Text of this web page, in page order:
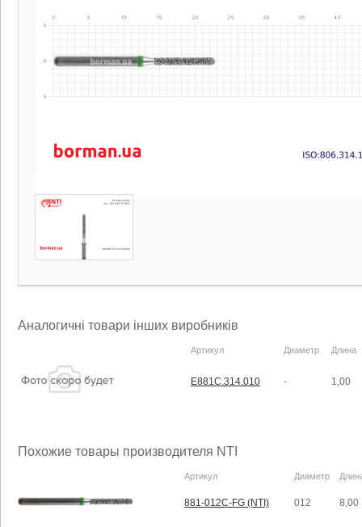
Аналогичні товари інших виробників
Артикул Диаметр Длина
E881C.314.010 - 1,00
Похожие товары производителя NTI
Артикул Диаметр
881-012C-FG (NTI) 012 8,00